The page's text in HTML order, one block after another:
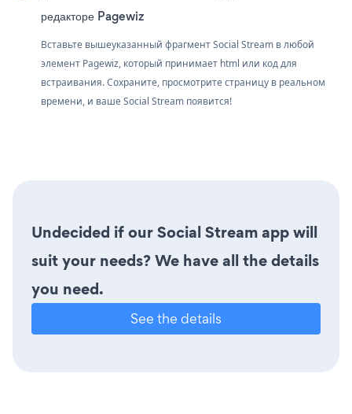
редакторе Pagewiz
Вставьте вышеуказанный фрагмент Social Stream в любой
элемент Pagewiz, который принимает html или код для
встраивания. Сохраните, просмотрите страницу в реальном
времени, и ваше Social Stream появится!
Undecided if our Social Stream app will
suit your needs? We have all the details
you need.
See the details